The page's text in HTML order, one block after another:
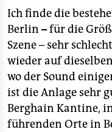
Ich finde die
Berlin –für die
Szene – sehr
wieder auf
wo der Sound
ist die Anlage sehr
Berghain Kantine,
führenden Orte in